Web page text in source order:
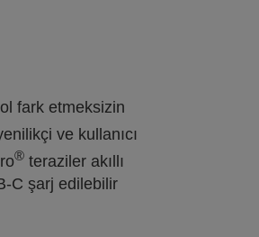
fark etmeksizin
ve kullanıcı
® teraziler akıllı
C şarj edilebilir